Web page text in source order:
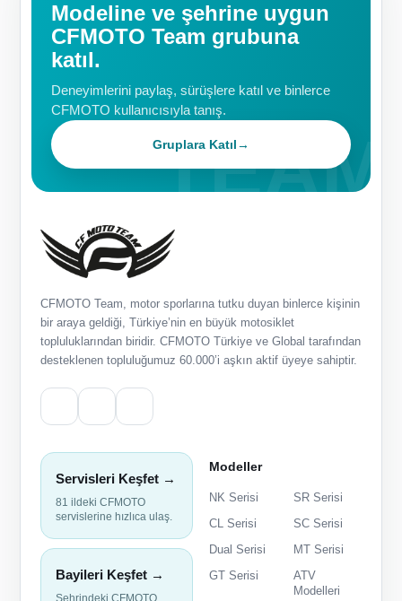
Modeline ve şehrine uygun
CFMOTO Team grubuna
katıl.
Deneyimlerini paylaş, sürüşlere katıl ve binlerce
CFMOTO kullanıcısıyla tanış.
Gruplara Katıl→
CFMOTO Team, motor sporlarına tutku duyan binlerce kişinin
bir araya geldiği, Türkiye’nin en büyük motosiklet
topluluklarından biridir. CFMOTO Türkiye ve Global tarafından
desteklenen topluluğumuz 60.000’i aşkın aktif üyeye sahiptir.
Servisleri Keşfet →
81 ildeki CFMOTO
servislerine hızlıca ulaş.
Bayileri Keşfet →
Modeller
NK Serisi
SR Serisi
CL Serisi
SC Serisi
Dual Serisi
MT Serisi
GT Serisi
ATV
Modelleri